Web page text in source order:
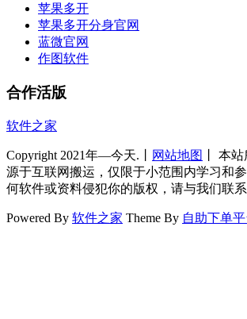
苹果多开
苹果多开分身官网
蓝微官网
作图软件
合作活版
软件之家
Copyright 2021年—今天.丨 网站地图
丨 本
源于互联网搬运，仅限于小范围内学习和
何软件或资料侵犯你的版权，请与我们联系
Powered By 软件之家 Theme By 自助下单平